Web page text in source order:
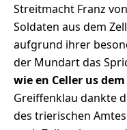
Streitmacht Franz
Soldaten aus dem
aufgrund ihrer
der Mundart das
wie en Celler us
Greiffenklau dankte
des trierischen